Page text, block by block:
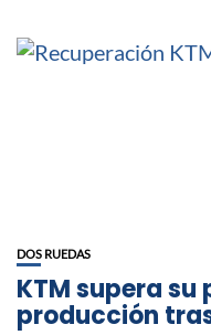
DOS RUEDAS
KTM supera
producción